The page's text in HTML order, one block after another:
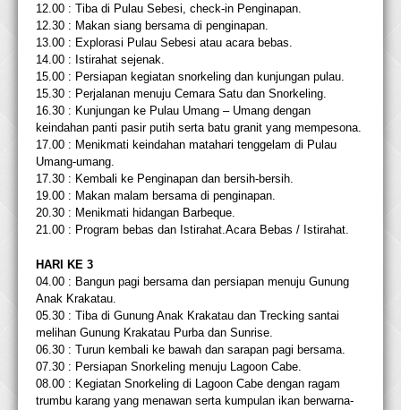
12.00 : Tiba di Pulau Sebesi, check-in Penginapan.
12.30 : Makan siang bersama di penginapan.
13.00 : Explorasi Pulau Sebesi atau acara bebas.
14.00 : Istirahat sejenak.
15.00 : Persiapan kegiatan snorkeling dan kunjungan pulau.
15.30 : Perjalanan menuju Cemara Satu dan Snorkeling.
16.30 : Kunjungan ke Pulau Umang – Umang dengan
keindahan panti pasir putih serta batu granit yang mempesona.
17.00 : Menikmati keindahan matahari tenggelam di Pulau
Umang-umang.
17.30 : Kembali ke Penginapan dan bersih-bersih.
19.00 : Makan malam bersama di penginapan.
20.30 : Menikmati hidangan Barbeque.
21.00 : Program bebas dan Istirahat.Acara Bebas / Istirahat.
HARI KE 3
04.00 : Bangun pagi bersama dan persiapan menuju Gunung
Anak Krakatau.
05.30 : Tiba di Gunung Anak Krakatau dan Trecking santai
melihan Gunung Krakatau Purba dan Sunrise.
06.30 : Turun kembali ke bawah dan sarapan pagi bersama.
07.30 : Persiapan Snorkeling menuju Lagoon Cabe.
08.00 : Kegiatan Snorkeling di Lagoon Cabe dengan ragam
trumbu karang yang menawan serta kumpulan ikan berwarna-